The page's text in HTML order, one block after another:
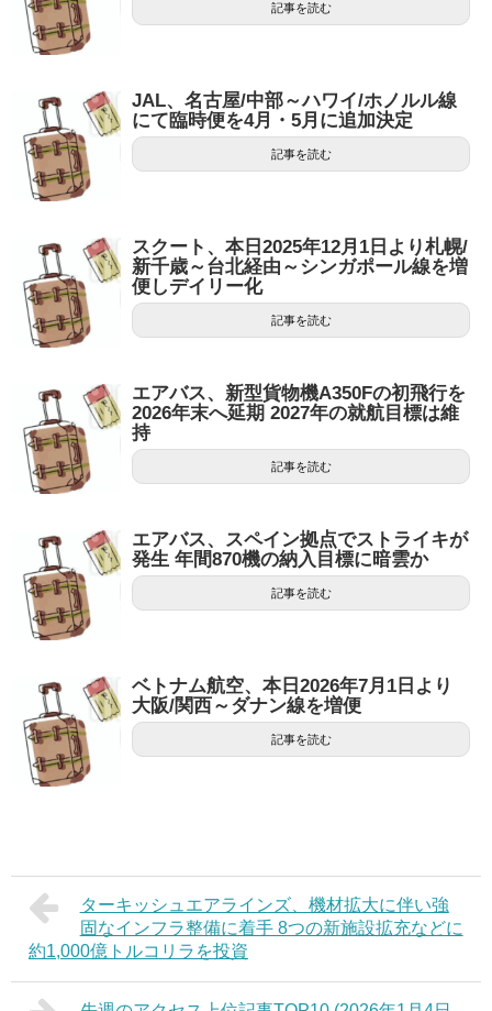
記事を読む
JAL、名古屋/中部～ハワイ/ホノルル線
にて臨時便を4月・5月に追加決定
記事を読む
スクート、本日2025年12月1日より札幌/
新千歳～台北経由～シンガポール線を増
便しデイリー化
記事を読む
エアバス、新型貨物機A350Fの初飛行を
2026年末へ延期 2027年の就航目標は維
持
記事を読む
エアバス、スペイン拠点でストライキが
発生 年間870機の納入目標に暗雲か
記事を読む
ベトナム航空、本日2026年7月1日より
大阪/関西～ダナン線を増便
記事を読む
ターキッシュエアラインズ、機材拡大に伴い強
固なインフラ整備に着手 8つの新施設拡充などに
約1,000億トルコリラを投資